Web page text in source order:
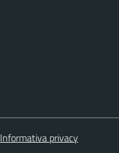
Informativa privacy